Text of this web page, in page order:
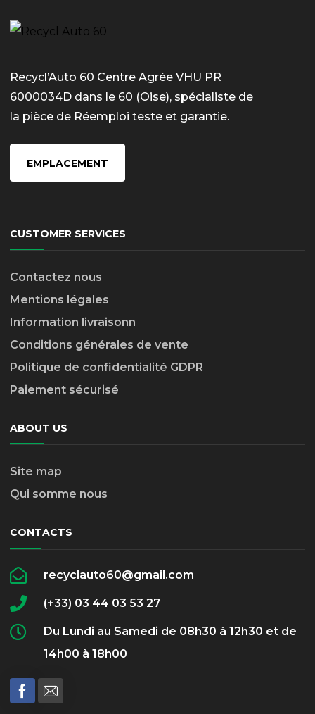
Recycl’Auto 60 Centre Agrée VHU PR
6000034D dans le 60 (Oise), spécialiste de
la pièce de Réemploi teste et garantie.
EMPLACEMENT
CUSTOMER SERVICES
Contactez nous
Mentions légales
Information livraisonn
Conditions générales de vente
Politique de confidentialité GDPR
Paiement sécurisé
ABOUT US
Site map
Qui somme nous
CONTACTS
recyclauto60@gmail.com
(+33) 03 44 03 53 27
Du Lundi au Samedi de 08h30 à 12h30 et de
14h00 à 18h00